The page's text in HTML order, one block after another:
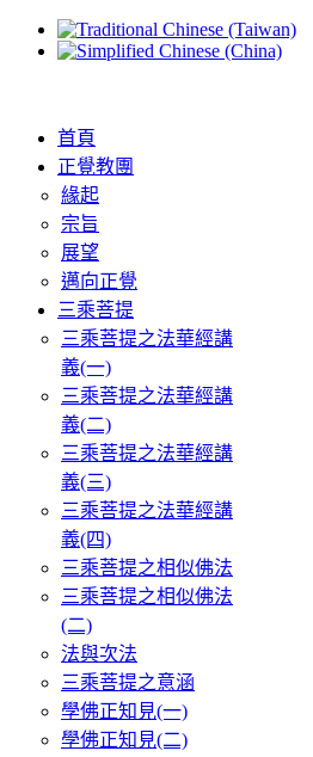
首頁
正覺教團
緣起
宗旨
展望
邁向正覺
三乘菩提
三乘菩提之法華經講
義(一)
三乘菩提之法華經講
義(二)
三乘菩提之法華經講
義(三)
三乘菩提之法華經講
義(四)
三乘菩提之相似佛法
三乘菩提之相似佛法
(二)
法與次法
三乘菩提之意涵
學佛正知見(一)
學佛正知見(二)